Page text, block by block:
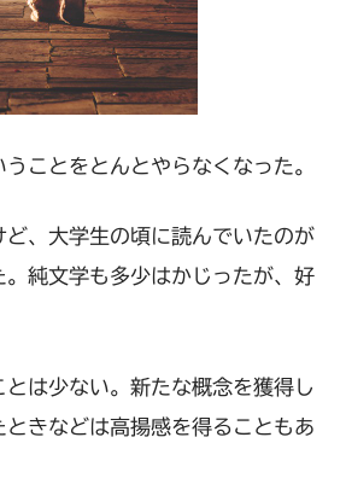
ことをとんとやらなくなった。
、大学生の頃に読んでいたのが
純文学も多少はかじったが、好
は少ない。新たな概念を獲得し
きなどは高揚感を得ることもあ